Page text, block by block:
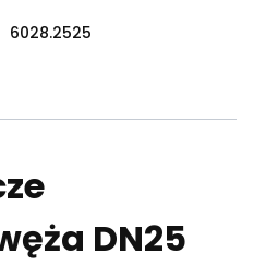
6028.2525
DN25